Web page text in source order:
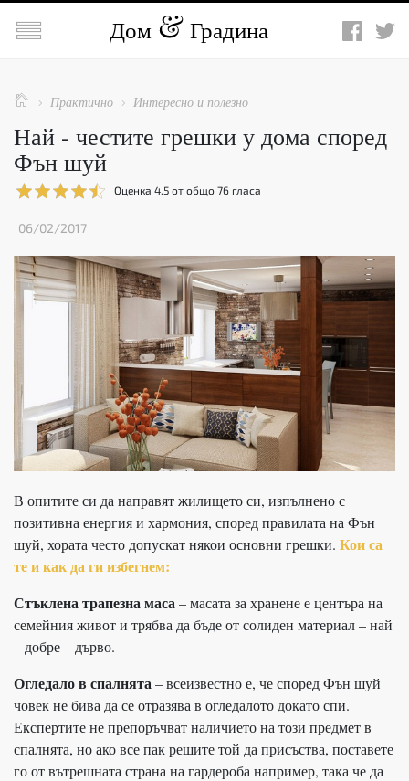
 Дом Градина
  Практично  Интересно и полезно
Най - честите грешки у дома според
Фън шуй
Оценка 4.5 от общо 76 гласа
06/02/2017
В опитите си да направят жилището си, изпълнено с
позитивна енергия и хармония, според правилата на Фън
шуй, хората често допускат някои основни грешки. Кои са
те и как да ги избегнем:
Стъклена трапезна маса– масата за хранене е центъра на
семейния живот и трябва да бъде от солиден материал – най
– добре – дърво.
Огледало в спалнята– всеизвестно е, че според Фън шуй
човек не бива да се отразява в огледалото докато спи.
Експертите не препоръчват наличието на този предмет в
спалнята, но ако все пак решите той да присъства, поставете
го от вътрешната страна на гардероба например, така че да